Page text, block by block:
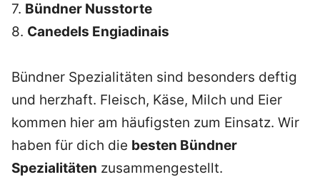
7. Bündner Nusstorte
8. Canedels Engiadinais
Bündner Spezialitäten sind besonders deftig
und herzhaft. Fleisch, Käse, Milch und Eier
kommen hier am häufigsten zum Einsatz. Wir
haben für dich die besten Bündner
Spezialitäten zusammengestellt.